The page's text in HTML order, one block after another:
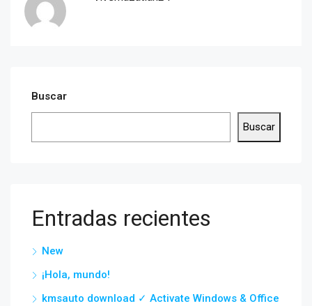
Buscar
Buscar
Entradas recientes
New
¡Hola, mundo!
kmsauto download ✓ Activate Windows & Office